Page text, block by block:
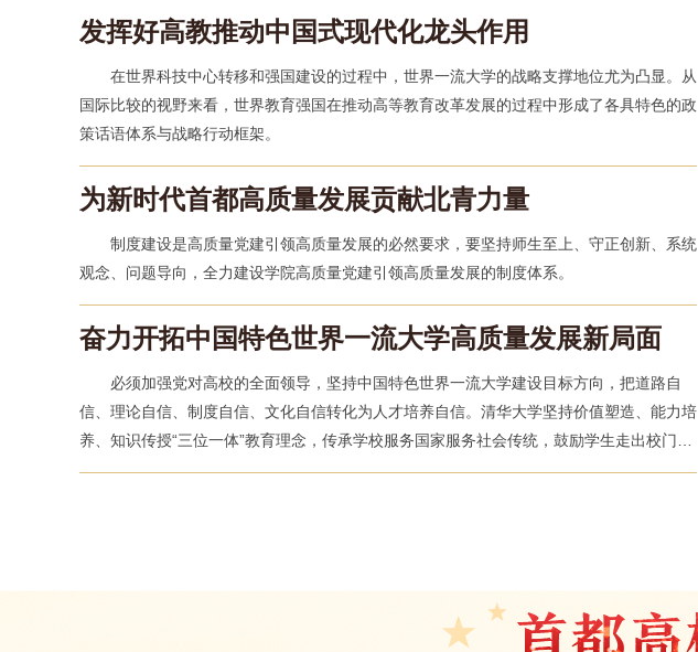
发挥好高教推动中国式现代化龙头作用
在世界科技中心转移和强国建设的过程中，世界一流大学的战略支撑地位尤为凸显。从
国际比较的视野来看，世界教育强国在推动高等教育改革发展的过程中形成了各具特色的政
策话语体系与战略行动框架。
为新时代首都高质量发展贡献北青力量
制度建设是高质量党建引领高质量发展的必然要求，要坚持师生至上、守正创新、系统
观念、问题导向，全力建设学院高质量党建引领高质量发展的制度体系。
奋力开拓中国特色世界一流大学高质量发展新局面
必须加强党对高校的全面领导，坚持中国特色世界一流大学建设目标方向，把道路自
信、理论自信、制度自信、文化自信转化为人才培养自信。清华大学坚持价值塑造、能力培
养、知识传授“三位一体”教育理念，传承学校服务国家服务社会传统，鼓励学生走出校门，
参与生动的社会实践。